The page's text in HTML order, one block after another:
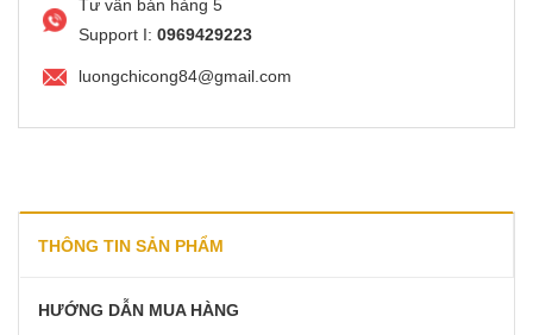
Tư vấn bán hàng 5
Support I: 0969429223
luongchicong84@gmail.com
THÔNG TIN SẢN PHẨM
HƯỚNG DẪN MUA HÀNG